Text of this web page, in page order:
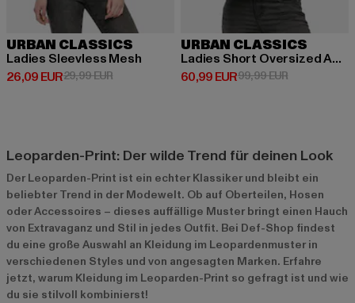
URBAN CLASSICS
Ladies Sleevless Mesh
26,09 EUR
Derzeitiger Preis: 26,09 EUR
29,99 EURAktionspreis: 29,99 EUR
URBAN CLASSICS
Ladies Short Oversized Aop Sherpa
60,99 EUR
Derzeitiger Preis: 60,99 EUR
99,99 EURAktionspreis:
Leoparden-Print: Der wilde Trend für deinen Look
Der Leoparden-Print ist ein echter Klassiker und bleibt ein
beliebter Trend in der Modewelt. Ob auf Oberteilen, Hosen
oder Accessoires – dieses auffällige Muster bringt einen Hauch
von Extravaganz und Stil in jedes Outfit. Bei Def-Shop findest
du eine große Auswahl an Kleidung im Leopardenmuster in
verschiedenen Styles und von angesagten Marken. Erfahre
jetzt, warum Kleidung im Leoparden-Print so gefragt ist und wie
du sie stilvoll kombinierst!